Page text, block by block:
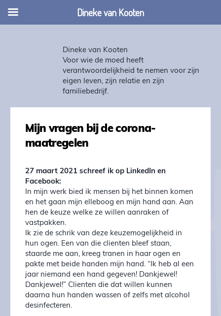
Dineke van Kooten
Voor wie de moed heeft
verantwoordelijkheid te nemen voor zijn
eigen leven, zijn relatie en zijn
familiebedrijf.
Mijn vragen bij de corona-
maatregelen
27 maart 2021 schreef ik op LinkedIn en
Facebook:
In mijn werk bied ik mensen bij het binnen komen
en het gaan mijn elleboog en mijn hand aan. Aan
hen de keuze welke ze willen aanraken of
vastpakken.
Ik zie de schrik van deze keuzemogelijkheid in
hun ogen. Een van die clienten bleef staan,
staarde me aan, kreeg tranen in haar ogen en
pakte met beide handen mijn hand. “Ik heb al een
jaar niemand een hand gegeven! Dankjewel!
Dankjewel!” Clienten die dat willen kunnen
daarna hun handen wassen of zelfs met alcohol
desinfecteren.
Dineke van Kooten